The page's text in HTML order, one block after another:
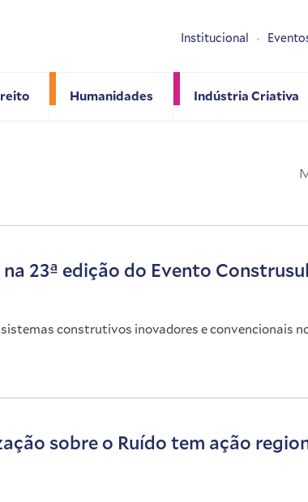
Humanidades Indústria Criativa
Institucional
23ª edição do Evento Construsul
construtivos inovadores e convencionais
sobre o Ruído tem ação